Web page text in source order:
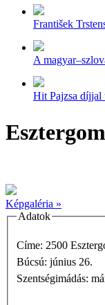
František
A
Hit Pajzsa díjjal
Képgaléria »
Adatok
Címe: 2500
Búcsú: június 26.